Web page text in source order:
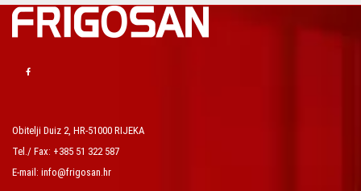
Obitelji Duiz 2, HR-51000 RIJEKA
Tel./ Fax: +385 51 322 587
E-mail: info@frigosan.hr